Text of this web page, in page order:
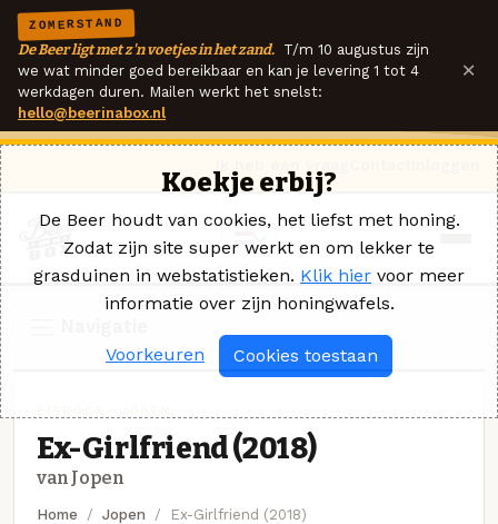
ZOMERSTAND
De Beer ligt met z'n voetjes in het zand. T/m 10 augustus zijn
we wat minder goed bereikbaar en kan je levering 1 tot 4
werkdagen duren. Mailen werkt het snelst:
hello@beerinabox.nl
×
Ex-Girlfriend (2018)
van Jopen
Home Jopen Ex-Girlfriend (2018)
Koekje erbij?
De Beer houdt van cookies, het liefst met honing.
Zodat zijn site super werkt en om lekker te
grasduinen in webstatistieken. Klik hier voor meer
informatie over zijn honingwafels.
Voorkeuren Cookies toestaan